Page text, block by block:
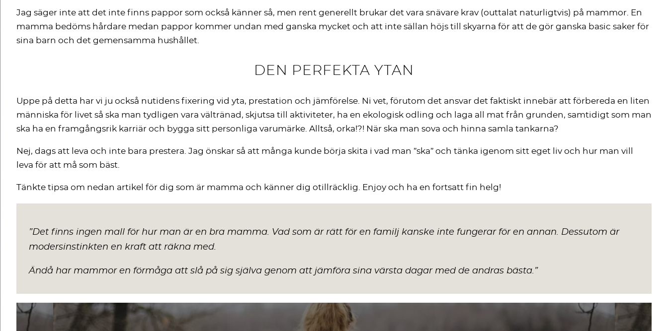
Jag säger inte att det inte finns pappor som också känner så, men rent generellt brukar det vara snävare krav (outtalat naturligtvis) på mammor. En
mamma bedöms hårdare medan pappor kommer undan med ganska mycket och att inte sällan höjs till skyarna för att de gör ganska basic saker för
sina barn och det gemensamma hushållet.
DEN PERFEKTA YTAN
Uppe på detta har vi ju också nutidens fixering vid yta, prestation och jämförelse. Ni vet, förutom det ansvar det faktiskt innebär att förbereda en liten
människa för livet så ska man tydligen vara vältränad, skjutsa till aktiviteter, ha en ekologisk odling och laga all mat från grunden, samtidigt som man
ska ha en framgångsrik karriär och bygga sitt personliga varumärke. Alltså, orka!?! När ska man sova och hinna samla tankarna?
Nej, dags att leva och inte bara prestera. Jag önskar så att många kunde börja skita i vad man ”ska” och tänka igenom sitt eget liv och hur man vill
leva för att må som bäst.
Tänkte tipsa om nedan artikel för dig som är mamma och känner dig otillräcklig. Enjoy och ha en fortsatt fin helg!
”Det finns ingen mall för hur man är en bra mamma. Vad som är rätt för en familj kanske inte fungerar för en annan. Dessutom är
modersinstinkten en kraft att räkna med.
Ändå har mammor en förmåga att slå på sig själva genom att jämföra sina värsta dagar med de andras bästa.”